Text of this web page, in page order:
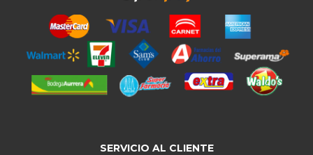
SERVICIO AL CLIENTE